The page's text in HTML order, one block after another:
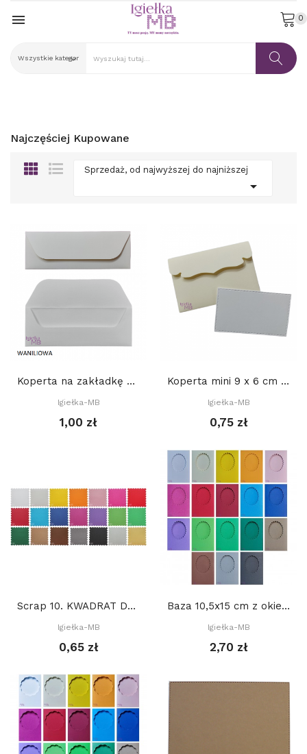
 0
Najczęściej Kupowane
Sprzedaż, od najwyższej do najniższej

Koperta na zakładkę do książki 22 x 8 cm,...
Igiełka-MB
1,00 zł
Koperta mini 9 x 6 cm - WANILIOWA + BIAŁY bilecik
Igiełka-MB
0,75 zł
Scrap 10. KWADRAT DEKORACYJNY. CIASTECZKO 13 cm
Igiełka-MB
0,65 zł
Baza 10,5x15 cm z okienkiem: OWAL DEKORACYJNY...
Igiełka-MB
2,70 zł